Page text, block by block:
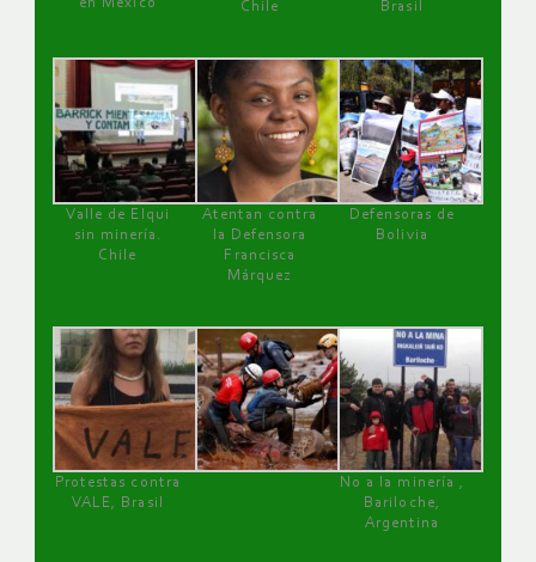
Chile
Brasil
Valle de Elqui
sin minería.
Chile
Atentan contra
la Defensora
Francisca
Márquez
Defensoras de
Bolivia
Protestas contra
VALE, Brasil
No a la minería ,
Bariloche,
Argentina